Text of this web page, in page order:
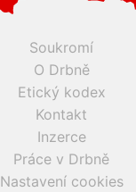
Soukromí
O Drbně
Etický kodex
Kontakt
Inzerce
Práce v Drbně
Nastavení cookies